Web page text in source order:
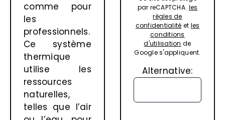
comme pour
les
professionnels.
Ce système
thermique
utilise les
ressources
naturelles,
telles que l’air
par reCAPTCHA. les
règles de
confidentialité et les
conditions
d'utilisation de
Google s'appliquent.
Alternative: